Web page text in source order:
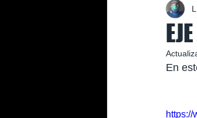
EL RINCÓN DEL
En